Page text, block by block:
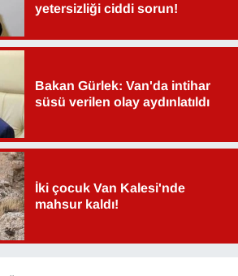
yetersizliği ciddi sorun!
Bakan Gürlek: Van'da intihar
süsü verilen olay aydınlatıldı
İki çocuk Van Kalesi'nde
mahsur kaldı!